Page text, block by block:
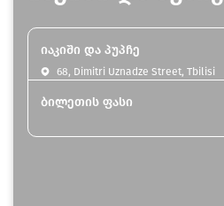
იაკიში და პუპჩე
68, Dimitri Uznadze Street, Tbilisi
ბილეთის ფასი